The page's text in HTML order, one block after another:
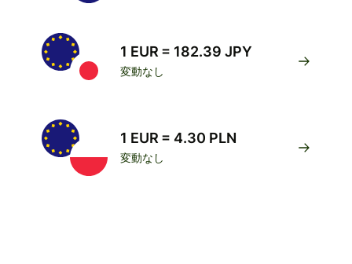
1 EUR = 182.39 JPY
変動なし
1 EUR = 4.30 PLN
変動なし